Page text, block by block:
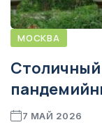
МОСКВА
Cтоличный
7 МАЙ 2026